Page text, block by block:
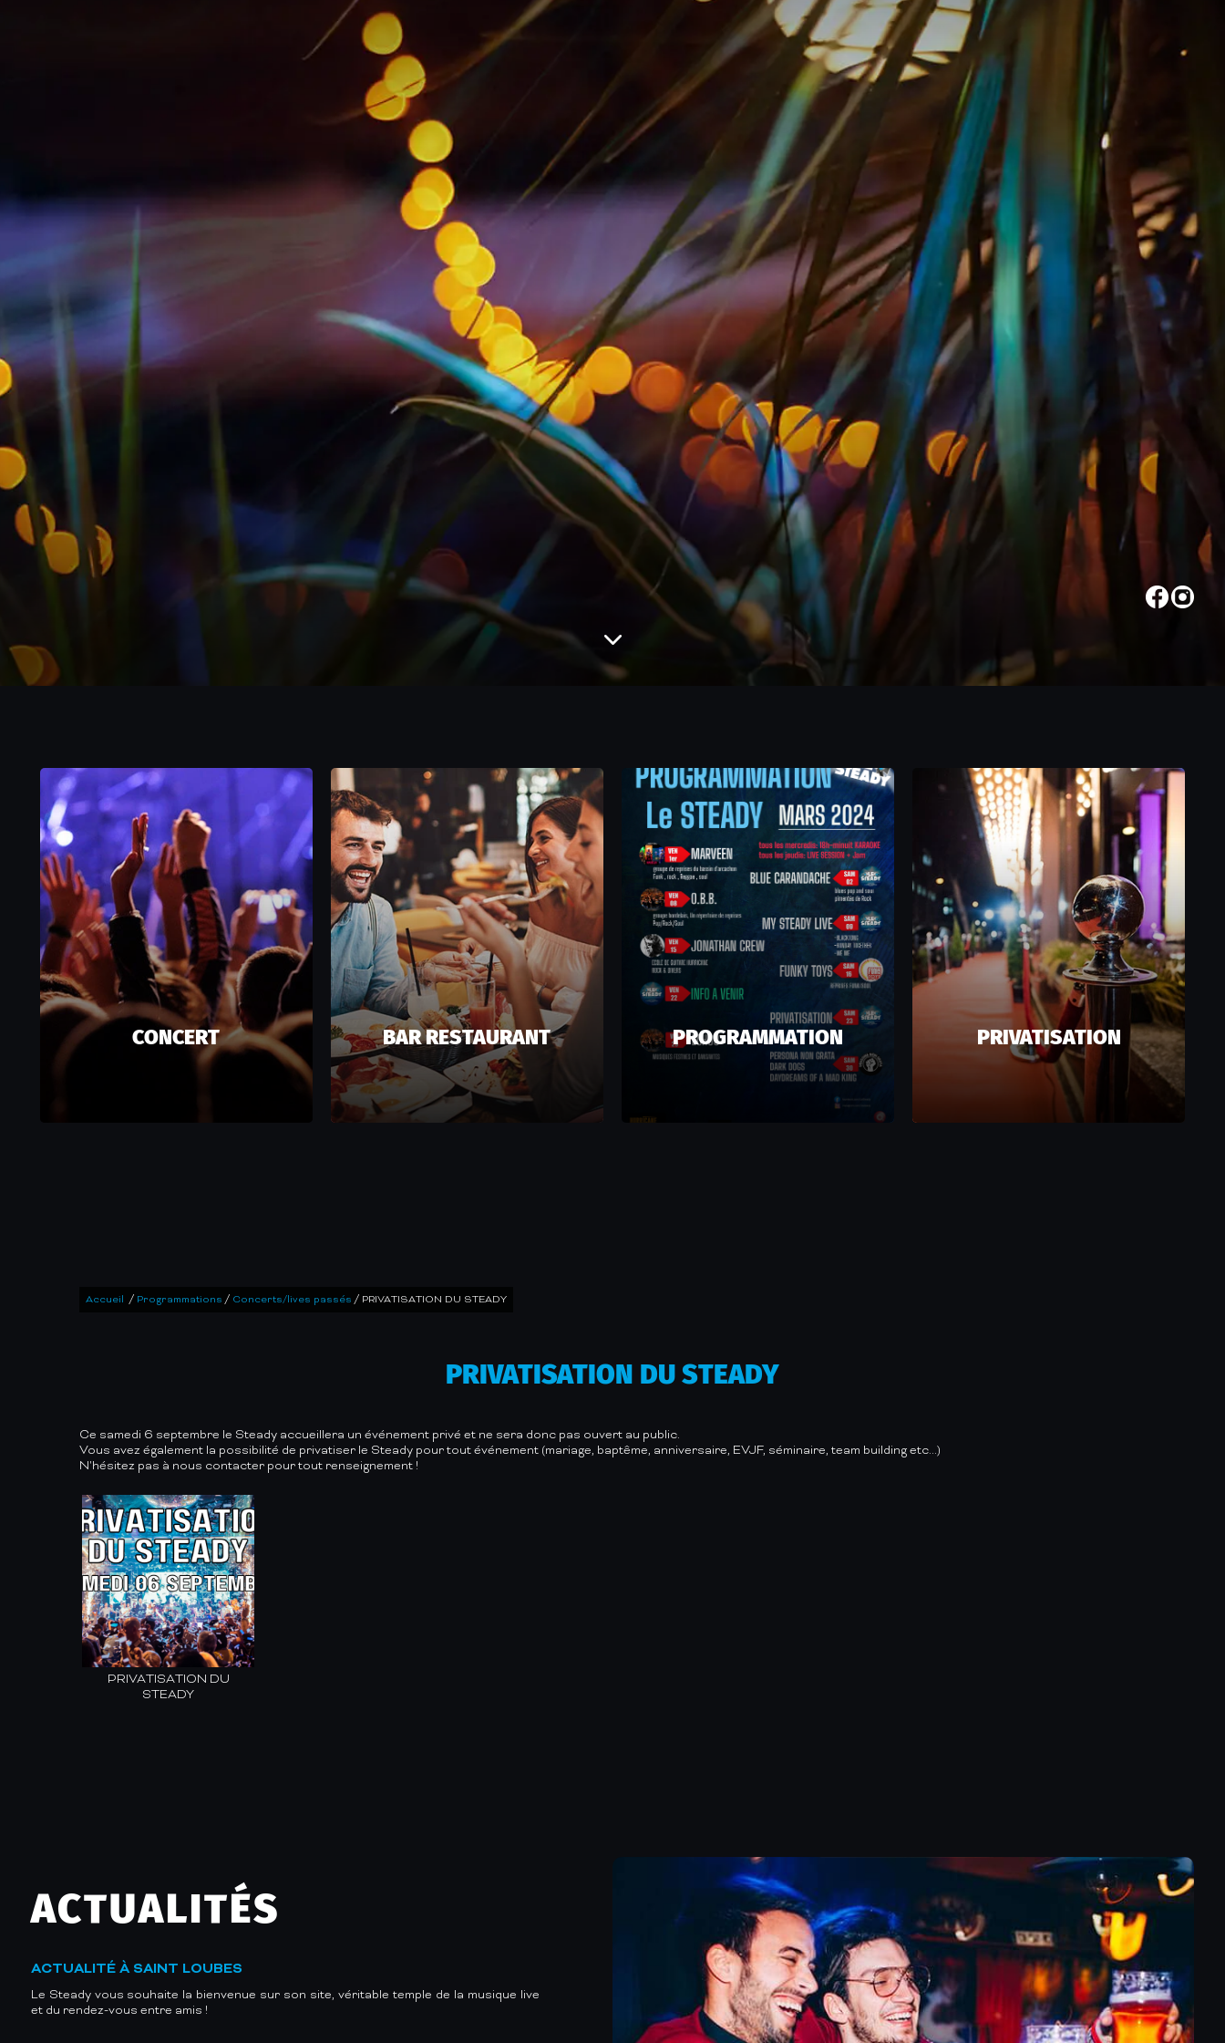
CONCERT BAR RESTAURANT PROGRAMMATION PRIVATISATION
Accueil / Programmations / Concerts/lives passés / PRIVATISATION DU STEADY
PRIVATISATION DU STEADY
Ce samedi 6 septembre le Steady accueillera un événement privé et ne sera donc pas ouvert au public.
Vous avez également la possibilité de privatiser le Steady pour tout événement (mariage, baptême, anniversaire, EVJF, séminaire, team building etc...)
N'hésitez pas à nous contacter pour tout renseignement !
PRIVATISATION DU
STEADY
ACTUALITÉS
ACTUALITÉ À SAINT LOUBES
Le Steady vous souhaite la bienvenue sur son site, véritable temple de la musique live
et du rendez-vous entre amis !